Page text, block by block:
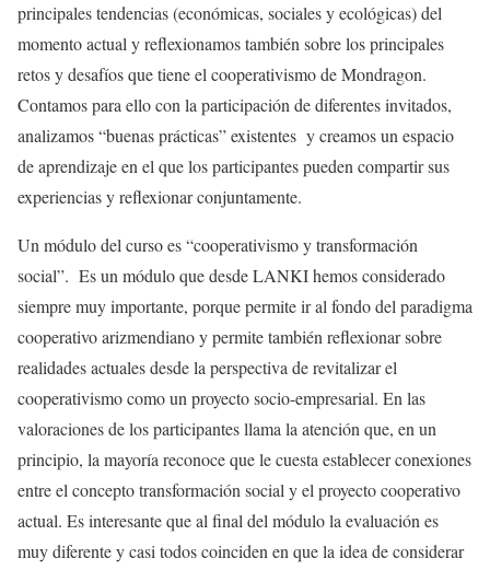
principales tendencias (económicas, sociales y ecológicas) del
momento actual y reflexionamos también sobre los principales
retos y desafíos que tiene el cooperativismo de Mondragon.
Contamos para ello con la participación de diferentes invitados,
analizamos “buenas prácticas” existentes y creamos un espacio
de aprendizaje en el que los participantes pueden compartir sus
experiencias y reflexionar conjuntamente.
Un módulo del curso es “cooperativismo y transformación
social”. Es un módulo que desde LANKI hemos considerado
siempre muy importante, porque permite ir al fondo del paradigma
cooperativo arizmendiano y permite también reflexionar sobre
realidades actuales desde la perspectiva de revitalizar el
cooperativismo como un proyecto socio-empresarial. En las
valoraciones de los participantes llama la atención que, en un
principio, la mayoría reconoce que le cuesta establecer conexiones
entre el concepto transformación social y el proyecto cooperativo
actual. Es interesante que al final del módulo la evaluación es
muy diferente y casi todos coinciden en que la idea de considerar